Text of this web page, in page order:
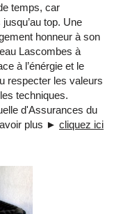
temps, car
top. Une
honneur à son
Lascombes à
à l’énérgie et le
respecter les valeurs
techniques.
d'Assurances du
plus ► cliquez ici